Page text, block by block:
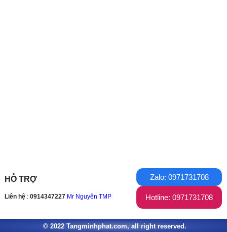
HỖ TRỢ
Liên hệ : 0914347227Mr Nguyên TMP
© 2022 Tangminhphat.com, all right reserved.
Zalo: 0971731708
Hotline: 0971731708